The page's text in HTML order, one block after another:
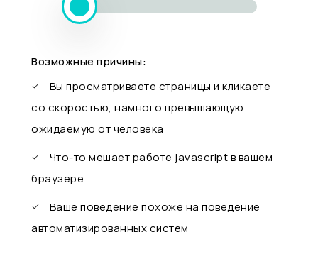
Возможные причины:
Вы просматриваете страницы и кликаете
со скоростью, намного превышающую
ожидаемую от человека
Что-то мешает работе javascript в вашем
браузере
Ваше поведение похоже на поведение
автоматизированных систем